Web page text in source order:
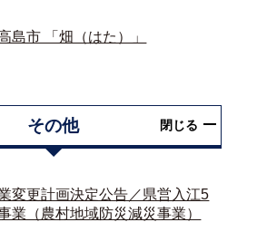
島市 「畑（はた）」
その他 閉じる
変更計画決定公告／県営入江5
業（農村地域防災減災事業）